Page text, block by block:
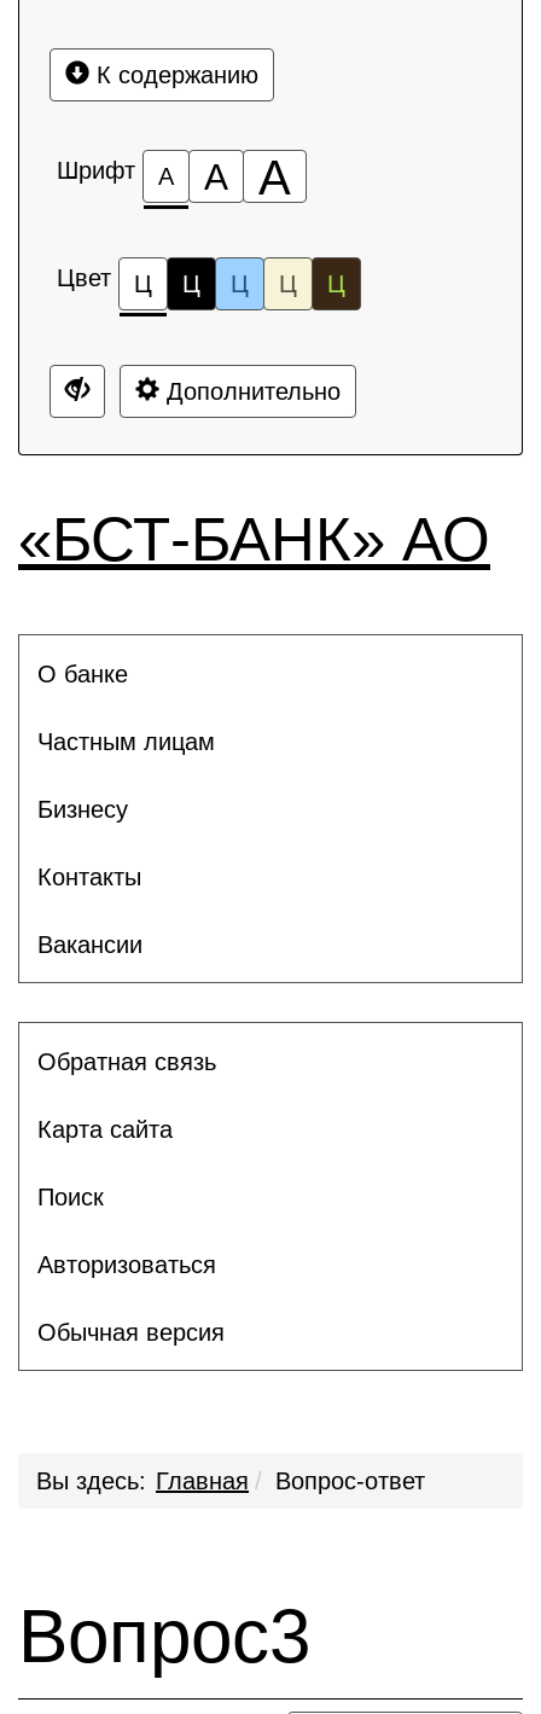
К содержанию
Шрифт А А А
Цвет Ц Ц Ц Ц Ц
Дополнительно
«БСТ-БАНК» АО
О банке
Частным лицам
Бизнесу
Контакты
Вакансии
Обратная связь
Карта сайта
Поиск
Авторизоваться
Обычная версия
Вы здесь: Главная Вопрос-ответ
Вопрос3